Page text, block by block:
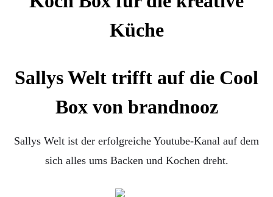
Sallys Welt trifft auf die Cool
Box von brandnooz
Sallys Welt ist der erfolgreiche Youtube-Kanal auf dem
sich alles ums Backen und Kochen dreht.